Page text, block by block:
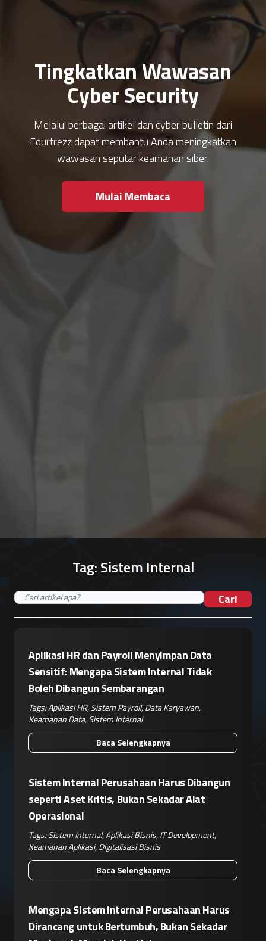
Tingkatkan Wawasan
Cyber Security
Melalui berbagai artikel dan cyber bulletin dari
Fourtrezz dapat membantu Anda meningkatkan
wawasan seputar keamanan siber.
Mulai Membaca
Tag:Sistem Internal
Cari
Aplikasi HR dan Payroll Menyimpan Data
Sensitif: Mengapa Sistem Internal Tidak
Boleh Dibangun Sembarangan
Tags:Aplikasi HR,Sistem Payroll,Data Karyawan,
Keamanan Data,Sistem Internal
Baca Selengkapnya
Sistem Internal Perusahaan Harus Dibangun
seperti Aset Kritis, Bukan Sekadar Alat
Operasional
Tags:Sistem Internal,Aplikasi Bisnis,IT Development,
Keamanan Aplikasi,Digitalisasi Bisnis
Baca Selengkapnya
Mengapa Sistem Internal Perusahaan Harus
Dirancang untuk Bertumbuh, Bukan Sekadar